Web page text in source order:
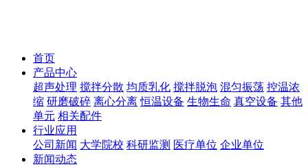
首页
产品中心
超声处理 搅拌分散 均质乳化 搅拌脱泡 混匀振荡 控温浓
缩 研磨破碎 离心分离 恒温设备 生物生命 真空设备 其他
单元 相关配件
行业应用
公司新闻 大学院校 科研监测 医疗单位 企业单位
新闻动态